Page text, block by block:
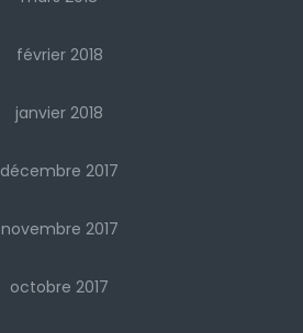
février 2018
janvier 2018
décembre 2017
novembre 2017
octobre 2017